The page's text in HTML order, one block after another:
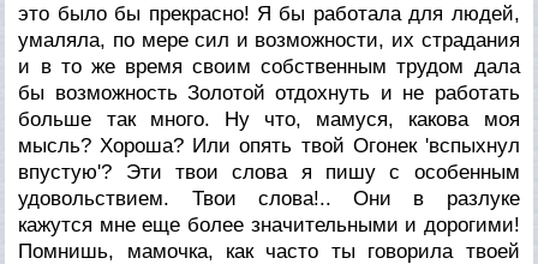
это было бы прекрасно! Я бы работала для людей,
умаляла, по мере сил и возможности, их страдания
и в то же время своим собственным трудом дала
бы возможность Золотой отдохнуть и не работать
больше так много. Ну что, мамуся, какова моя
мысль? Хороша? Или опять твой Огонек 'вспыхнул
впустую'? Эти твои слова я пишу с особенным
удовольствием. Твои слова!.. Они в разлуке
кажутся мне еще более значительными и дорогими!
Помнишь, мамочка, как часто ты говорила твоей